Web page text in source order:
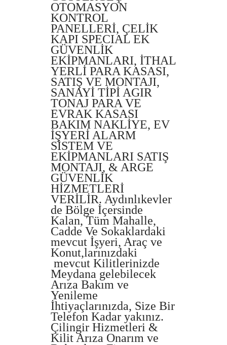
OTOMASYON
KONTROL
PANELLERİ, ÇELİK
KAPI SPECIAL EK
GÜVENLİK
EKİPMANLARI, İTHAL
YERLİ PARA KASASI,
SATIŞ VE MONTAJI,
SANAYİ TİPİ AGIR
TONAJ PARA VE
EVRAK KASASI
BAKIM NAKLİYE, EV
İŞYERİ ALARM
SİSTEM VE
EKİPMANLARI SATIŞ
MONTAJI, & ARGE
GÜVENLİK
HİZMETLERİ
VERİLİR. Aydınlıkevler
de Bölge İçersinde
Kalan, Tüm Mahalle,
Cadde Ve Sokaklardaki
mevcut İşyeri, Araç ve
Konut,larınızdaki
mevcut Kilitlerinizde
Meydana gelebilecek
Arıza Bakım ve
Yenileme
İhtiyaçlarınızda, Size Bir
Telefon Kadar yakınız.
Çilingir Hizmetleri &
Kilit Arıza Onarım ve